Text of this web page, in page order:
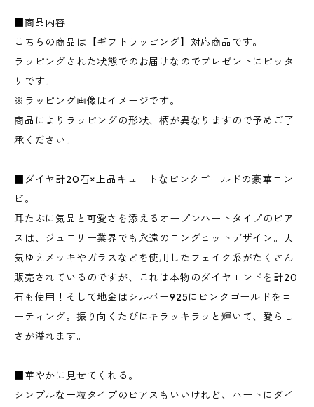
■商品内容
こちらの商品は【ギフトラッピング】対応商品です。
ラッピングされた状態でのお届けなのでプレゼントにピッタ
リです。
※ラッピング画像はイメージです。
商品によりラッピングの形状、柄が異なりますので予めご了
承ください。
■ダイヤ計20石×上品キュートなピンクゴールドの豪華コン
ビ。
耳たぶに気品と可愛さを添えるオープンハートタイプのピア
スは、ジュエリー業界でも永遠のロングヒットデザイン。人
気ゆえメッキやガラスなどを使用したフェイク系がたくさん
販売されているのですが、これは本物のダイヤモンドを計20
石も使用！そして地金はシルバー925にピンクゴールドをコ
ーティング。振り向くたびにキラッキラッと輝いて、愛らし
さが溢れます。
■華やかに見せてくれる。
シンプルな一粒タイプのピアスもいいけれど、ハートにダイ